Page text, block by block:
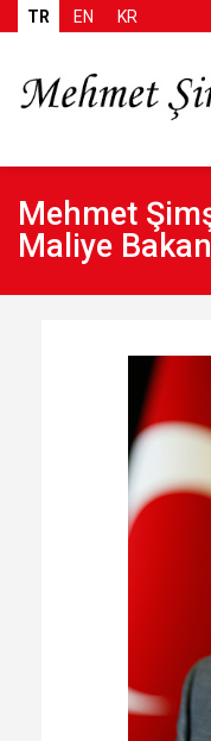
TR EN KR
Mehmet
Maliye